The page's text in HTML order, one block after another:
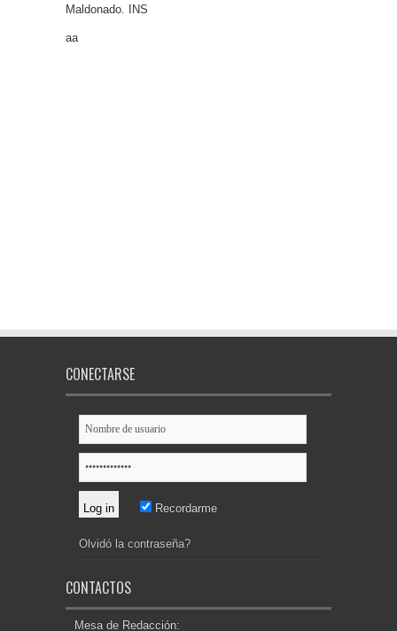
Maldonado. INS
aa
CONECTARSE
Recordarme
Olvidó la contraseña?
CONTACTOS
Mesa de Redacción: